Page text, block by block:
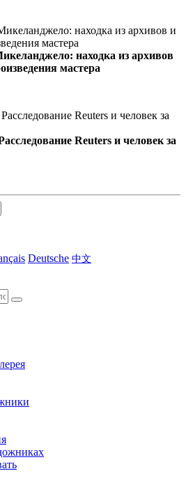
находка из архивов
мастера
Reuters и человек за
Deutsche 中文